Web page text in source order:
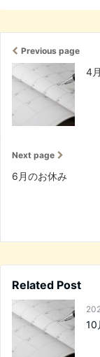
Previous page
4
Next page
6月のお休み
Related Post
10